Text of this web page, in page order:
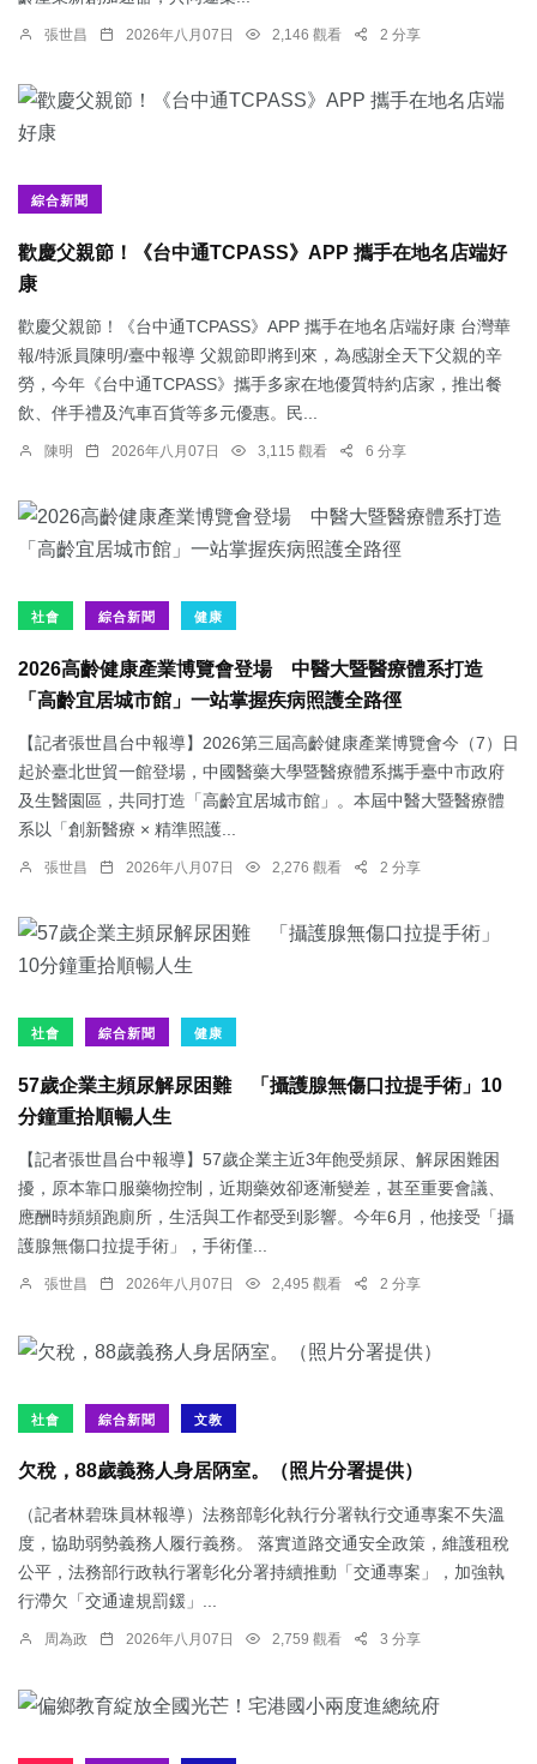
張世昌 2026年八月07日 2,146 觀看 2 分享
綜合新聞
歡慶父親節！《台中通TCPASS》APP 攜手在地名店端好
康
歡慶父親節！《台中通TCPASS》APP 攜手在地名店端好康 台灣華
報/特派員陳明/臺中報導 父親節即將到來，為感謝全天下父親的辛
勞，今年《台中通TCPASS》攜手多家在地優質特約店家，推出餐
飲、伴手禮及汽車百貨等多元優惠。民...
陳明 2026年八月07日 3,115 觀看 6 分享
社會 綜合新聞 健康
2026高齡健康產業博覽會登場 中醫大暨醫療體系打造
「高齡宜居城市館」一站掌握疾病照護全路徑
【記者張世昌台中報導】2026第三屆高齡健康產業博覽會今（7）日
起於臺北世貿一館登場，中國醫藥大學暨醫療體系攜手臺中市政府
及生醫園區，共同打造「高齡宜居城市館」。本屆中醫大暨醫療體
系以「創新醫療 × 精準照護...
張世昌 2026年八月07日 2,276 觀看 2 分享
社會 綜合新聞 健康
57歲企業主頻尿解尿困難 「攝護腺無傷口拉提手術」10
分鐘重拾順暢人生
【記者張世昌台中報導】57歲企業主近3年飽受頻尿、解尿困難困
擾，原本靠口服藥物控制，近期藥效卻逐漸變差，甚至重要會議、
應酬時頻頻跑廁所，生活與工作都受到影響。今年6月，他接受「攝
護腺無傷口拉提手術」，手術僅...
張世昌 2026年八月07日 2,495 觀看 2 分享
社會 綜合新聞 文教
欠稅，88歲義務人身居陃室。（照片分署提供）
（記者林碧珠員林報導）法務部彰化執行分署執行交通專案不失溫
度，協助弱勢義務人履行義務。 落實道路交通安全政策，維護租稅
公平，法務部行政執行署彰化分署持續推動「交通專案」，加強執
行滯欠「交通違規罰鍰」...
周為政 2026年八月07日 2,759 觀看 3 分享